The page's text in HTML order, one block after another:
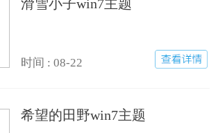
滑雪小子win7主题
时间 : 08-22
希望的田野win7主题